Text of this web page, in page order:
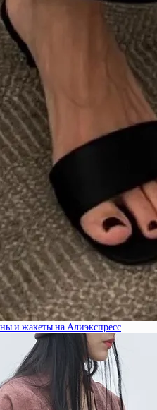
и жакеты на Алиэкспресс